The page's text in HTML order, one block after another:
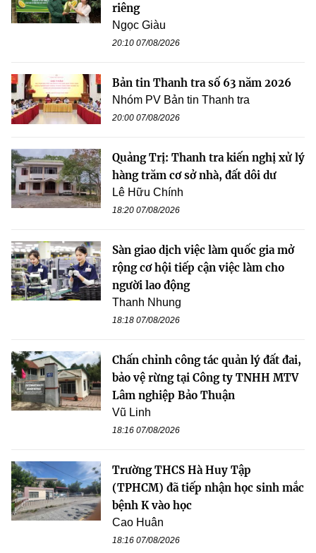
riêng
Ngọc Giàu
20:10 07/08/2026
Bản tin Thanh tra số 63 năm 2026
Nhóm PV Bản tin Thanh tra
20:00 07/08/2026
Quảng Trị: Thanh tra kiến nghị xử lý
hàng trăm cơ sở nhà, đất dôi dư
Lê Hữu Chính
18:20 07/08/2026
Sàn giao dịch việc làm quốc gia mở
rộng cơ hội tiếp cận việc làm cho
người lao động
Thanh Nhung
18:18 07/08/2026
Chấn chỉnh công tác quản lý đất đai,
bảo vệ rừng tại Công ty TNHH MTV
Lâm nghiệp Bảo Thuận
Vũ Linh
18:16 07/08/2026
Trường THCS Hà Huy Tập
(TPHCM) đã tiếp nhận học sinh mắc
bệnh K vào học
Cao Huân
18:16 07/08/2026